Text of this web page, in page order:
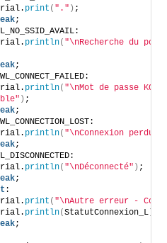
print ( "." ) ;
;
println( "\nRecherche du
;
println( "\nMot de passe KO
) ;
;
println( "\nConnexion perdue"
;
println( "\nDéconnecté" ) ;
;
:
print ( "\nAutre erreur -
println(StatutConnexion_L
;